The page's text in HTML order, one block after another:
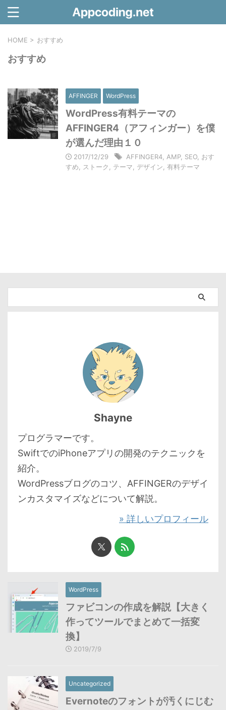
HOME > おすすめ
おすすめ
AFFINGER WordPress
WordPress有料テーマの
AFFINGER4（アフィンガー）を僕
が選んだ理由１０
2017/12/29 AFFINGER4 AMP, SEO おす
すめ
ストーク テーマ デザイン 有料テーマ
Shayne
プログラマーです。
SwiftでのiPhoneアプリの開発のテクニックを
紹介。
WordPressブログのコツ、AFFINGERのデザイ
ンカスタマイズなどについて解説。
» 詳しいプロフィール
WordPress
ファビコンの作成を解説【大きく
作ってツールでまとめて一括変
換】
2019/7/9
Uncategorized
Evernoteのフォントが汚くにじむ